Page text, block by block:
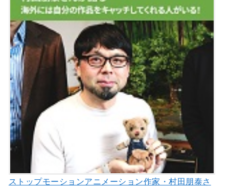
ストップモーションアニメーション作家・村田朋泰さ